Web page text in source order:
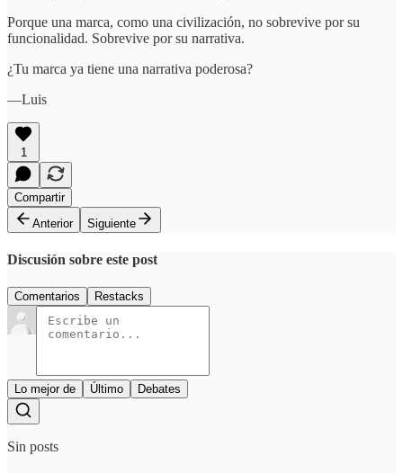
Porque una marca, como una civilización, no sobrevive por su
funcionalidad. Sobrevive por su narrativa.
¿Tu marca ya tiene una narrativa poderosa?
—Luis
1
Compartir
Anterior
Siguiente
Discusión sobre este post
Comentarios Restacks
Lo mejor de Último Debates
Sin posts